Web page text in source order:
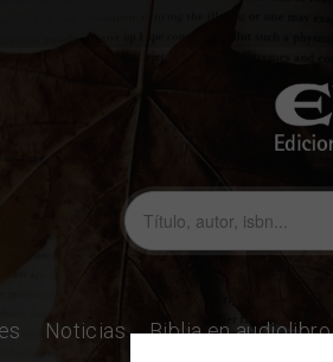
Noticias Biblia en audiolibro